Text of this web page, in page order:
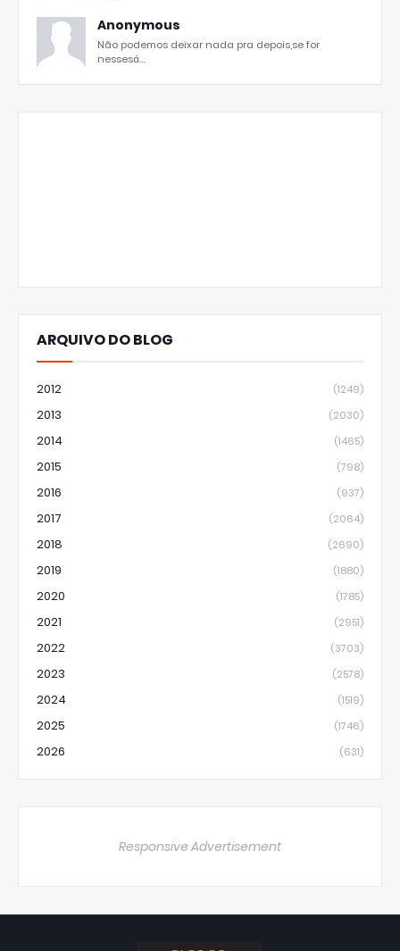
Anonymous
Não podemos deixar nada pra depois,se for
nessesá...
ARQUIVO DO BLOG
2012 (1249)
2013 (2030)
2014 (1465)
2015 (798)
2016 (937)
2017 (2064)
2018 (2690)
2019 (1880)
2020 (1785)
2021 (2951)
2022 (3703)
2023 (2578)
2024 (1519)
2025 (1746)
2026 (631)
Responsive Advertisement